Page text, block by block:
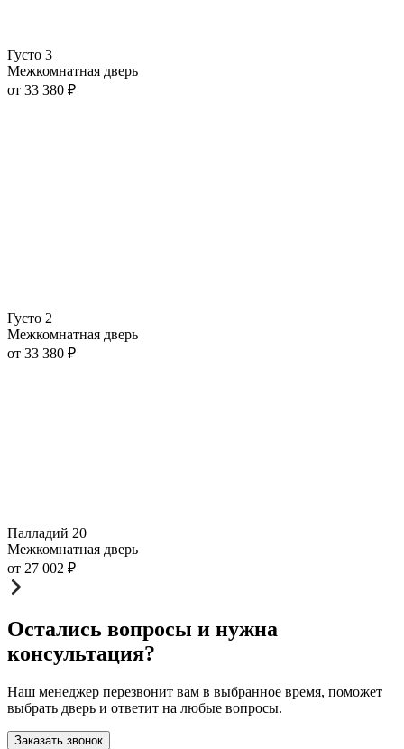
Густо 3
Межкомнатная дверь
от 33 380 ₽
Густо 2
Межкомнатная дверь
от 33 380 ₽
Палладий 20
Межкомнатная дверь
от 27 002 ₽
Остались вопросы и нужна
консультация?
Наш менеджер перезвонит вам в выбранное время, поможет
выбрать дверь и ответит на любые вопросы.
Заказать звонок